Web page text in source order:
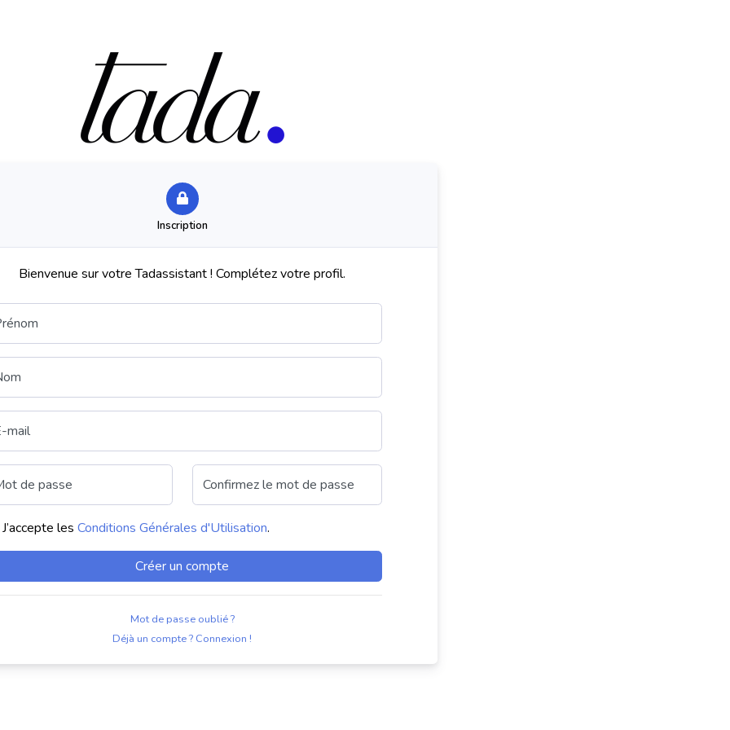
Inscription
Bienvenue sur votre Tadassistant ! Complétez votre profil.
mail
de passe Confirmez le mot de passe
J’accepte les Conditions Générales d'Utilisation.
Créer un compte
Mot de passe oublié ?
Déjà un compte ? Connexion !